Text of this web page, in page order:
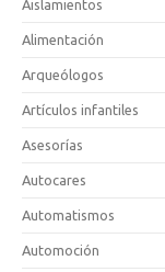
Aislamientos
Alimentación
Arqueólogos
Artículos infantiles
Asesorías
Autocares
Automatismos
Automoción